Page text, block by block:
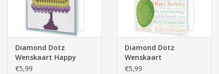
Diamond Dotz
Wenskaart Happy
Birthday Taart
€5,99
Diamond Dotz
Wenskaart
Gefeliciteerd
€5,99